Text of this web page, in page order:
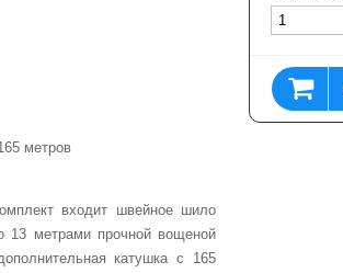
метров
входит швейное шило
13 метрами прочной вощеной
катушка с 165